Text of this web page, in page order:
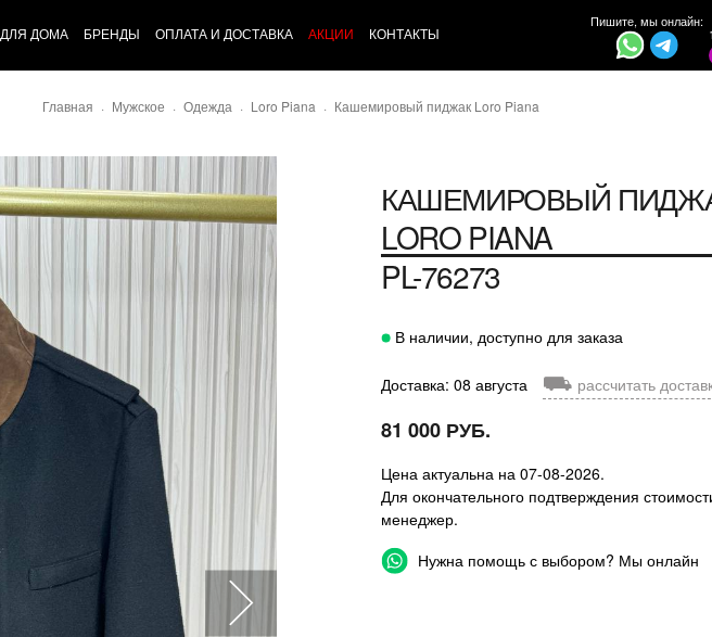
ДЛЯ ДОМА БРЕНДЫ ОПЛАТА И ДОСТАВКА АКЦИИ КОНТАКТЫ
Пишите, мы онлайн:
Главная Мужское Одежда Loro Piana Кашемировый пиджак Loro Piana
КАШЕМИРОВЫЙ
LORO PIANA
PL-76273
В наличии, доступно для заказа
Доставка: 08 августа ⛟ рассчитать
81 000 РУБ.
Цена актуальна на 07-08-2026.
Для окончательного подтверждения
менеджер.
Нужна помощь с выбором? Мы онлайн